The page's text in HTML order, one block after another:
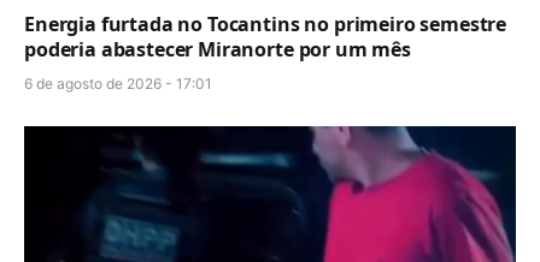
Energia furtada no Tocantins no primeiro semestre
poderia abastecer Miranorte por um mês
6 de agosto de 2026 - 17:01